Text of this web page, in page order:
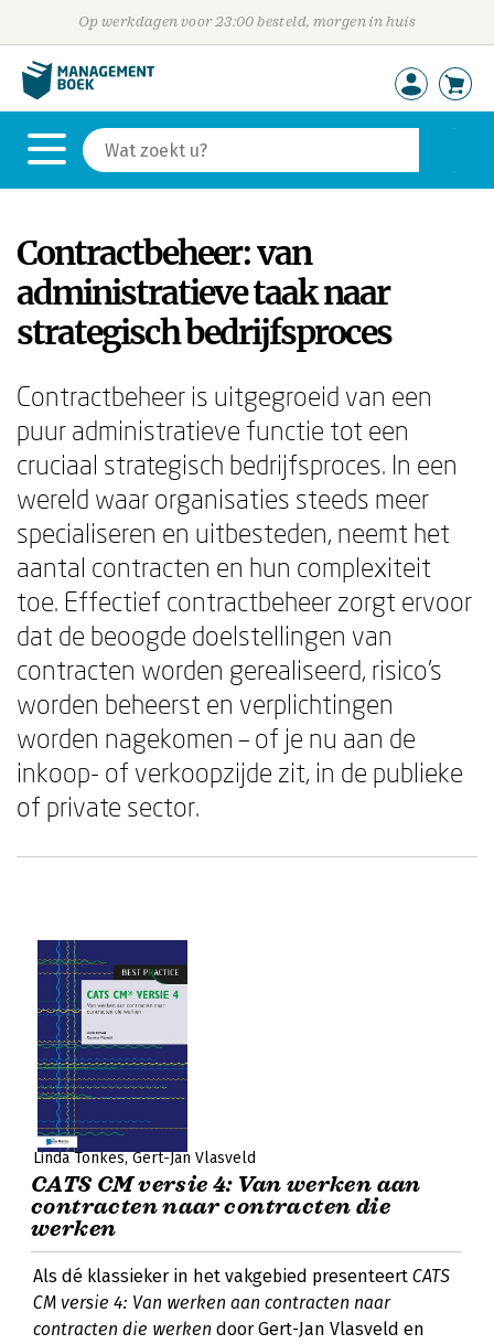
Op werkdagen voor 23:00 besteld, morgen in huis
Contractbeheer: van
administratieve taak naar
strategisch bedrijfsproces
Contractbeheer is uitgegroeid van een
puur administratieve functie tot een
cruciaal strategisch bedrijfsproces. In een
wereld waar organisaties steeds meer
specialiseren en uitbesteden, neemt het
aantal contracten en hun complexiteit
toe. Effectief contractbeheer zorgt ervoor
dat de beoogde doelstellingen van
contracten worden gerealiseerd, risico's
worden beheerst en verplichtingen
worden nagekomen – of je nu aan de
inkoop- of verkoopzijde zit, in de publieke
of private sector.
Linda Tonkes Gert-Jan Vlasveld
CATS CM versie 4: Van werken aan
contracten naar contracten die
werken
Als dé klassieker in het vakgebied presenteert CATS
CM versie 4: Van werken aan contracten naar
contracten die werken door Gert-Jan Vlasveld en